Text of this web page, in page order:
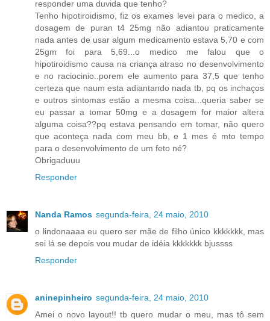
responder uma duvida que tenho?
Tenho hipotiroidismo, fiz os exames levei para o medico, a
dosagem de puran t4 25mg não adiantou praticamente
nada antes de usar algum medicamento estava 5,70 e com
25gm foi para 5,69...o medico me falou que o
hipotiroidismo causa na criança atraso no desenvolvimento
e no raciocinio..porem ele aumento para 37,5 que tenho
certeza que naum esta adiantando nada tb, pq os inchaços
e outros sintomas estão a mesma coisa...queria saber se
eu passar a tomar 50mg e a dosagem for maior altera
alguma coisa??pq estava pensando em tomar, não quero
que aconteça nada com meu bb, e 1 mes é mto tempo
para o desenvolvimento de um feto né?
Obrigaduuu
Responder
Nanda Ramos segunda-feira, 24 maio, 2010
o lindonaaaa eu quero ser mãe de filho único kkkkkkk, mas
sei lá se depois vou mudar de idéia kkkkkkk bjussss
Responder
aninepinheiro segunda-feira, 24 maio, 2010
Amei o novo layout!! tb quero mudar o meu, mas tô sem